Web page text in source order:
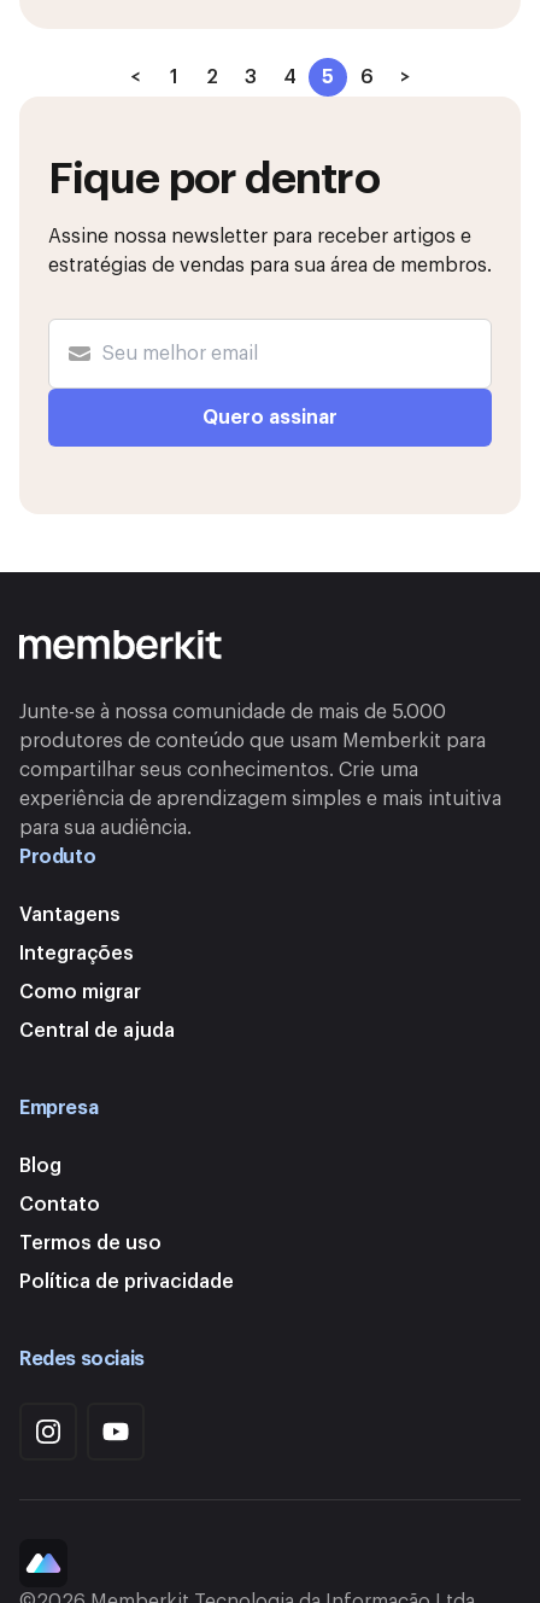
< 1 2 3 4 5 6 >
Fique por dentro
Assine nossa newsletter para receber artigos e
estratégias de vendas para sua área de membros.
Junte-se à nossa comunidade de mais de 5.000
produtores de conteúdo que usam Memberkit para
compartilhar seus conhecimentos. Crie uma
experiência de aprendizagem simples e mais intuitiva
para sua audiência.
Produto
Vantagens
Integrações
Como migrar
Central de ajuda
Empresa
Blog
Contato
Termos de uso
Política de privacidade
Redes sociais